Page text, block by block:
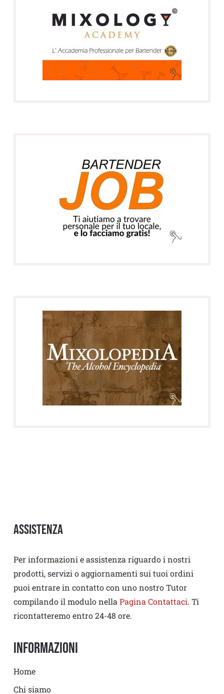
Assistenza
Per informazioni e assistenza riguardo i nostri
prodotti, servizi o aggiornamenti sui tuoi ordini
puoi entrare in contatto con uno nostro Tutor
compilando il modulo nella Pagina Contattaci. Ti
ricontatteremo entro 24-48 ore.
Informazioni
Home
Chi siamo